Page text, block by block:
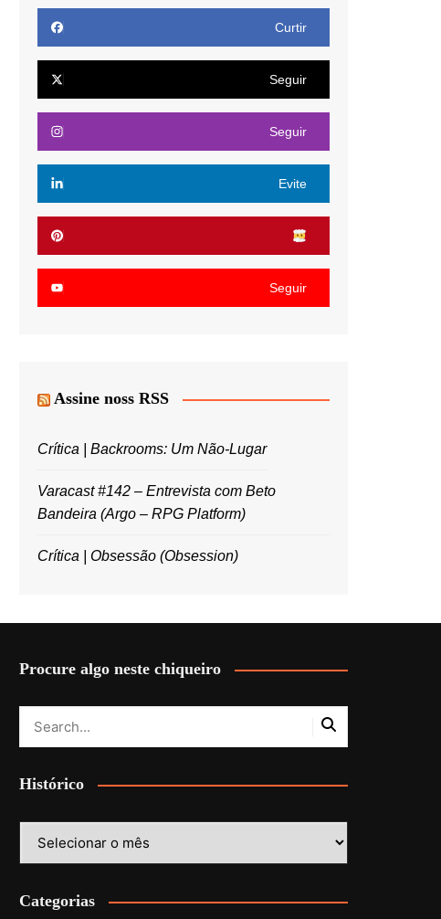
Curtir
Seguir
Seguir
Evite
Seguir
Assine noss RSS
Crítica | Backrooms: Um Não-Lugar
Varacast #142 – Entrevista com Beto
Bandeira (Argo – RPG Platform)
Crítica | Obsessão (Obsession)
Procure algo neste chiqueiro
Histórico
Categorias